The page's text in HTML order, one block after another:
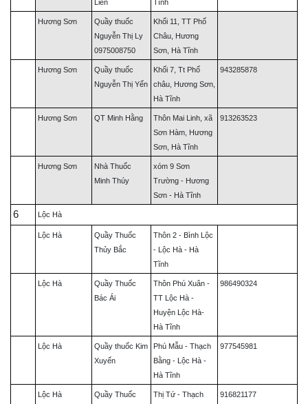
Liên Tĩnh
Hương Sơn
Quầy thuốc
Nguyễn Thị Ly
0975008750
Khối 11, TT Phố
Châu, Hương
Sơn, Hà Tĩnh
Hương Sơn
Quầy thuốc
Nguyễn Thị Yến
Khối 7, Tt Phố
châu, Hương Sơn,
Hà Tĩnh
943285878
Hương Sơn QT Minh Hằng
Thôn Mai Linh, xã
Sơn Hàm, Hương
Sơn, Hà Tĩnh
913263523
Hương Sơn
Nhà Thuốc
Minh Thúy
xóm 9 Sơn
Trường - Hương
Sơn - Hà Tĩnh
6 Lộc Hà
Lộc Hà
Quầy Thuốc
Thủy Bắc
Thôn 2 - Bình Lộc
- Lộc Hà - Hà
Tĩnh
Lộc Hà
Quầy Thuốc
Bác Ái
Thôn Phú Xuân -
TT Lộc Hà -
Huyện Lộc Hà-
Hà Tĩnh
986490324
Lộc Hà
Quầy thuốc Kim
Xuyến
Phú Mẫu - Thạch
Bằng - Lộc Hà -
Hà Tĩnh
977545981
Lộc Hà
Quầy Thuốc
Thị Tứ - Thạch
916821177